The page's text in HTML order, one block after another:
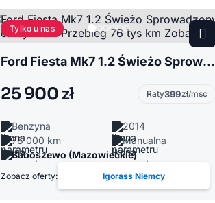
Tylko u nas
Ford Fiesta Mk7 1.2 Świeżo Sprowadzony Niemcy Niski Przebieg 76 tys km Zobacz
25 900 zł Raty399zł/msc
Benzyna
2014
76 000 km
Manualna
Baboszewo (Mazowieckie)
Zobacz oferty: Igorass Niemcy